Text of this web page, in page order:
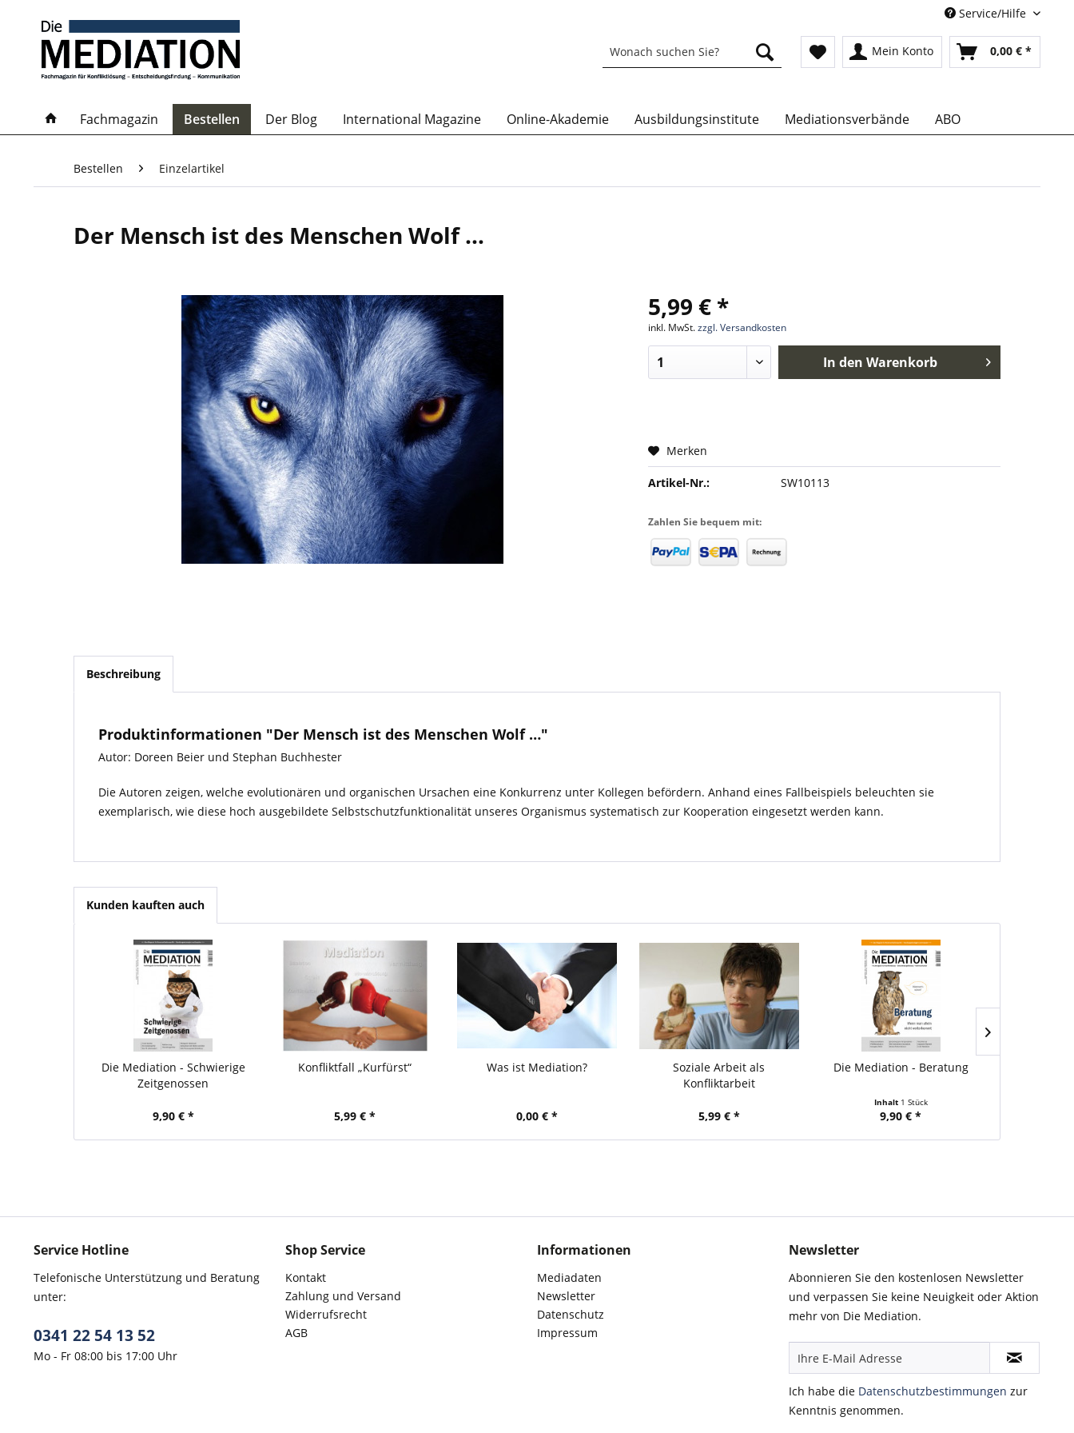
Service/Hilfe
Mein Konto 0,00 € *
Fachmagazin Bestellen Der Blog International Magazine Online-Akademie Ausbildungsinstitute Mediationsverbände ABO
Bestellen Einzelartikel
Der Mensch ist des Menschen Wolf …
5,99 € *
inkl. MwSt.zzgl. Versandkosten
In den Warenkorb
Merken
Artikel-Nr.: SW10113
Zahlen Sie bequem mit:
Beschreibung
Produktinformationen "Der Mensch ist des Menschen Wolf …"
Autor: Doreen Beier und Stephan Buchhester
Die Autoren zeigen, welche evolutionären und organischen Ursachen eine Konkurrenz unter Kollegen befördern. Anhand eines Fallbeispiels beleuchten sie
exemplarisch, wie diese hoch ausgebildete Selbstschutzfunktionalität unseres Organismus systematisch zur Kooperation eingesetzt werden kann.
Kunden kauften auch
Die Mediation - Schwierige
Zeitgenossen
9,90 € *
Konfliktfall „Kurfürst“
5,99 € *
Was ist Mediation?
0,00 € *
Soziale Arbeit als
Konfliktarbeit
5,99 € *
Die Mediation - Beratung
Inhalt 1 Stück
9,90 € *
Service Hotline
Telefonische Unterstützung und Beratung
unter:
0341 22 54 13 52
Mo - Fr 08:00 bis 17:00 Uhr
Shop Service
Kontakt
Zahlung und Versand
Widerrufsrecht
AGB
Informationen
Mediadaten
Newsletter
Datenschutz
Impressum
Newsletter
Abonnieren Sie den kostenlosen Newsletter
und verpassen Sie keine Neuigkeit oder Aktion
mehr von Die Mediation.
Ich habe die Datenschutzbestimmungen zur
Kenntnis genommen.